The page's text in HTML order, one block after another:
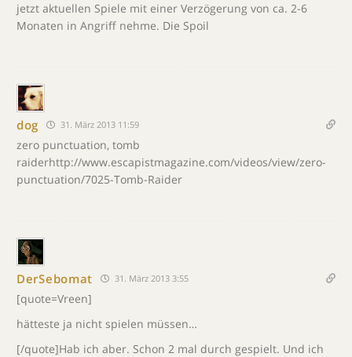
jetzt aktuellen Spiele mit einer Verzögerung von ca. 2-6
Monaten in Angriff nehme. Die Spoil
dog 31. März 2013 11:59
zero punctuation, tomb
raiderhttp://www.escapistmagazine.com/videos/view/zero-
punctuation/7025-Tomb-Raider
DerSebomat 31. März 2013 3:55
[quote=Vreen]
hätteste ja nicht spielen müssen…
[/quote]Hab ich aber. Schon 2 mal durch gespielt. Und ich